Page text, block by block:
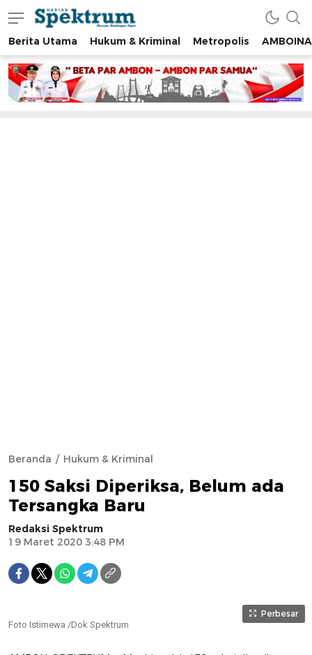
spektrumonline.com
Berita Utama Hukum & Kriminal Metropolis AMBOINA
Beranda Hukum & Kriminal
150 Saksi Diperiksa, Belum ada
Tersangka Baru
Redaksi Spektrum
19 Maret 2020 3:48 PM
Perbesar
Foto Istimewa /Dok Spektrum